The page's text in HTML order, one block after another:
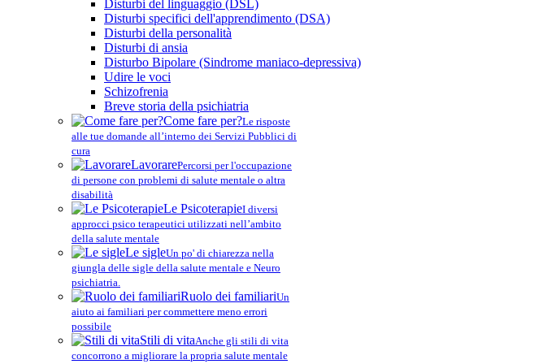
Disturbi del linguaggio (DSL)
Disturbi specifici dell'apprendimento (DSA)
Disturbi della personalità
Disturbi di ansia
Disturbo Bipolare (Sindrome maniaco-depressiva)
Udire le voci
Schizofrenia
Breve storia della psichiatria
Come fare per?Le risposte
alle tue domande all’interno dei Servizi Pubblici di
cura
LavorarePercorsi per l'occupazione
di persone con problemi di salute mentale o altra
disabilità
Le PsicoterapieI diversi
approcci psico terapeutici utilizzati nell’ambito
della salute mentale
Le sigleUn po' di chiarezza nella
giungla delle sigle della salute mentale e Neuro
psichiatria.
Ruolo dei familiariUn
aiuto ai familiari per commettere meno errori
possibile
Stili di vitaAnche gli stili di vita
concorrono a migliorare la propria salute mentale